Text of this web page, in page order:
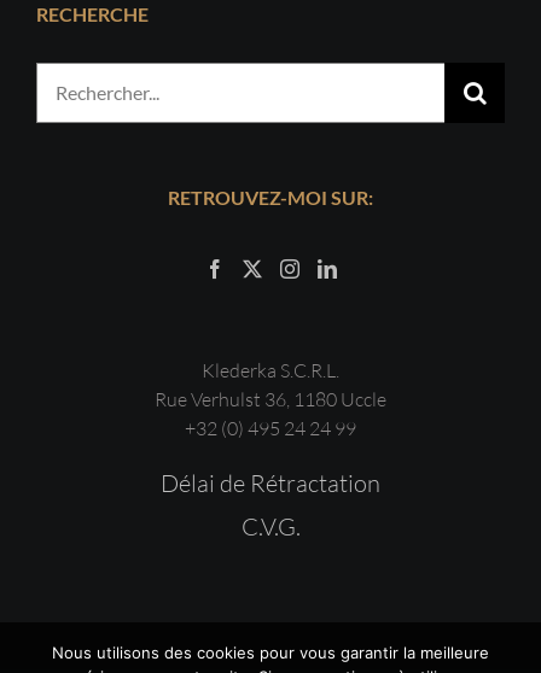
RECHERCHE
Rechercher:
RETROUVEZ-MOI SUR:
Klederka S.C.R.L.
Rue Verhulst 36, 1180 Uccle
+32 (0) 495 24 24 99
Délai de Rétractation
C.V.G.
Nous utilisons des cookies pour vous garantir la meilleure